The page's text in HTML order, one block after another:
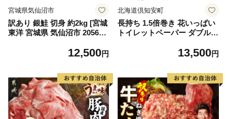
宮城県気仙沼市
訳あり 銀鮭 切身 約2kg [宮城
東洋 宮城県 気仙沼市 205649
格外 不揃い さけ サケ 鮭切身
切り身 魚 わけあり
12,500円
北海道倶知安町
長持ち 1.5倍巻き 花いっぱい
トイレットペーパー ダブル 4
プリント ハーブ 香り付き 日
品 備蓄 送料無料 北海道 倶知
安町 日用品
13,500円